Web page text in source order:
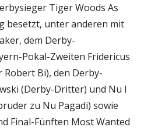
Tiger Woods As
besetzt, unter anderen mit
dem Derby-
Pokal-Zweiten Fridericus
Bi), den Derby-
(Derby-Dritter) und Nu I
zu Nu Pagadi) sowie
Final-Fünften Most Wanted